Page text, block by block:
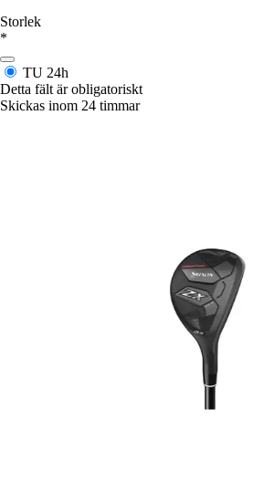
Storlek
*
TU 24h
Detta fält är obligatoriskt
Skickas inom 24 timmar